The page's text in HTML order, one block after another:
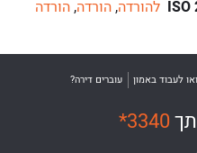
להורדה,הורדה,הורדה
לעבוד באמון עוברים דירה?
*3340